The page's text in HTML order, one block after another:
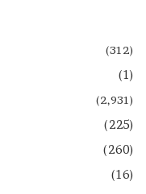
(312)
(1)
(2,931)
(225)
(260)
(16)